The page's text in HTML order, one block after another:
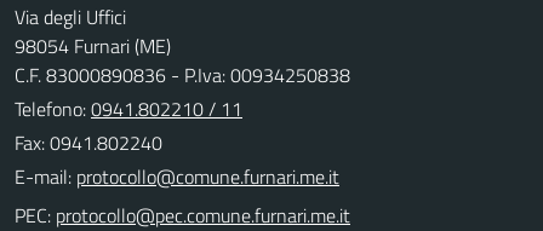
Via degli Uffici
98054 Furnari (ME)
C.F. 83000890836 - P.Iva: 00934250838
Telefono:0941.802210 / 11
Fax: 0941.802240
E-mail:
PEC: